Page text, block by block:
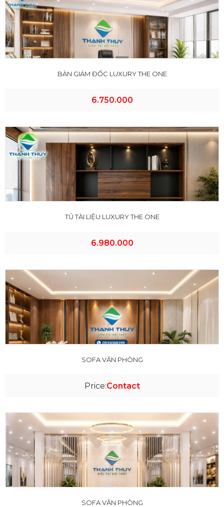
BÀN GIÁM ĐỐC LUXURY THE ONE
6.750.000
TỦ TÀI LIỆU LUXURY THE ONE
6.980.000
SOFA VĂN PHÒNG
Price:Contact
SOFA VĂN PHÒNG